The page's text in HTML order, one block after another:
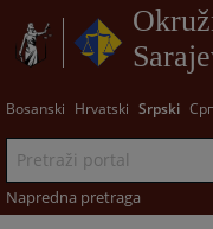
Bosanski Hrvatski Srpski
Napredna pretraga